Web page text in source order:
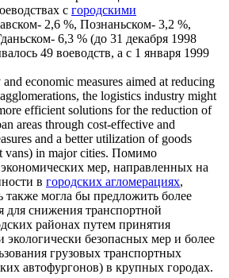
с городскими
2,6 %, Познаньском- 3,2 %,
6,3 % (до 31 декабря 1998
49 воеводств, а с 1 января 1999
economic measures aimed at reducing
, the logistics industry might
efficient solutions for the reduction of
areas through cost-effective and
and a better utilization of goods
vans) in major cities. Помимо
мер, направленных на
в городских агломерациях,
также могла бы предложить более
снижения транспортной
районах путем принятия
экологически безопасных мер и более
грузовых транспортных
автофургонов) в крупных городах.